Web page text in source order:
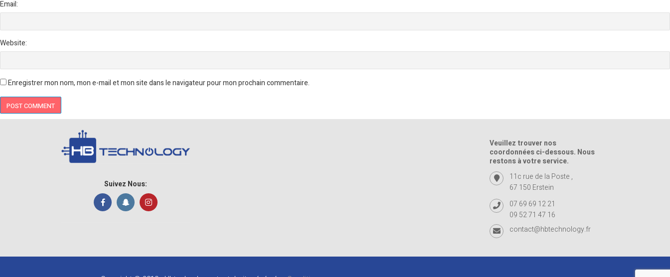
Email:
Website:
Enregistrer mon nom, mon e-mail et mon site dans le navigateur pour mon prochain commentaire.
Suivez Nous:
Veuillez trouver nos
coordonnées ci-dessous. Nous
restons à votre service.
11c rue de la Poste ,
67 150 Erstein
07 69 69 12 21
09 52 71 47 16
contact@hbtechnology.fr